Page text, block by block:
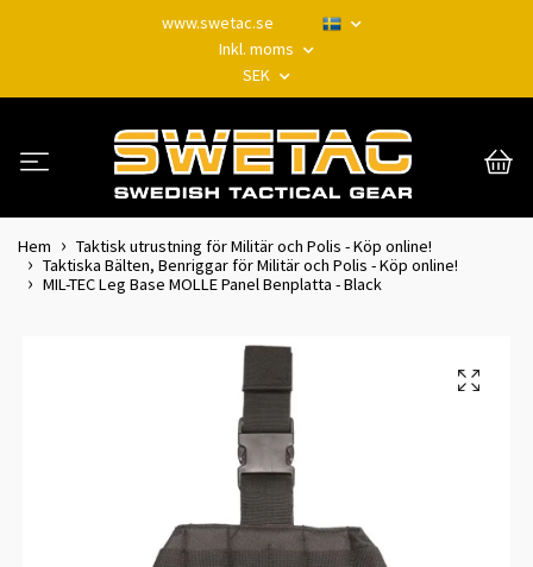
www.swetac.se
Inkl. moms
SEK
Hem
Taktisk utrustning för Militär och Polis - Köp online!
Taktiska Bälten, Benriggar för Militär och Polis - Köp online!
MIL-TEC Leg Base MOLLE Panel Benplatta - Black